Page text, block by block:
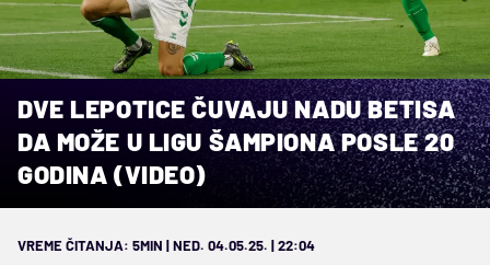
DVE LEPOTICE ČUVAJU NADU BETISA
DA MOŽE U LIGU ŠAMPIONA POSLE 20
GODINA (VIDEO)
VREME ČITANJA: 5MIN | NED. 04.05.25. | 22:04